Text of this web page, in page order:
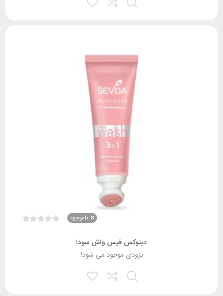
ناموجود
دیتوکس فیس واش سودا
بزودی موجود می شود!